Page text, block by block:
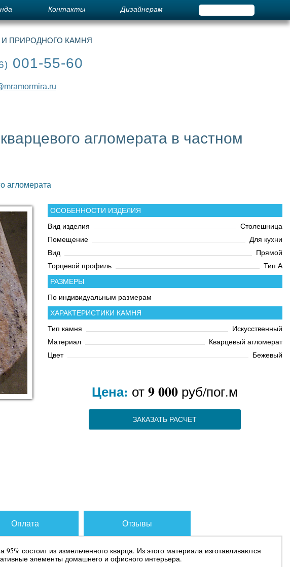
Контакты Дизайнерам
И ПРИРОДНОГО КАМНЯ
001-55-60
агломерата в частном
агломерата
ОСОБЕННОСТИ ИЗДЕЛИЯ
Вид изделия
Столешница
Помещение
Для кухни
Вид
Прямой
Торцевой профиль
Тип А
РАЗМЕРЫ
По индивидуальным размерам
ХАРАКТЕРИСТИКИ КАМНЯ
Тип камня
Искусственный
Материал
Кварцевый агломерат
Цвет
Бежевый
Цена: от9 000 руб/пог.м
ЗАКАЗАТЬ РАСЧЕТ
Оплата Отзывы
состоит из измельченного кварца. Из этого материала изготавливаются
элементы домашнего и офисного интерьера.